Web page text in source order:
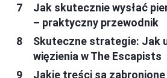
Jak skutecznie wysłać
– praktyczny przewodnik
Skuteczne strategie: Jak
więzienia w The Escapists
Jakie treści są